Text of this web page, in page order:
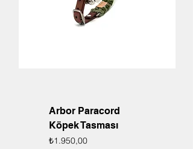
Arbor Paracord
Köpek Tasması
Fiyat
₺1.950,00